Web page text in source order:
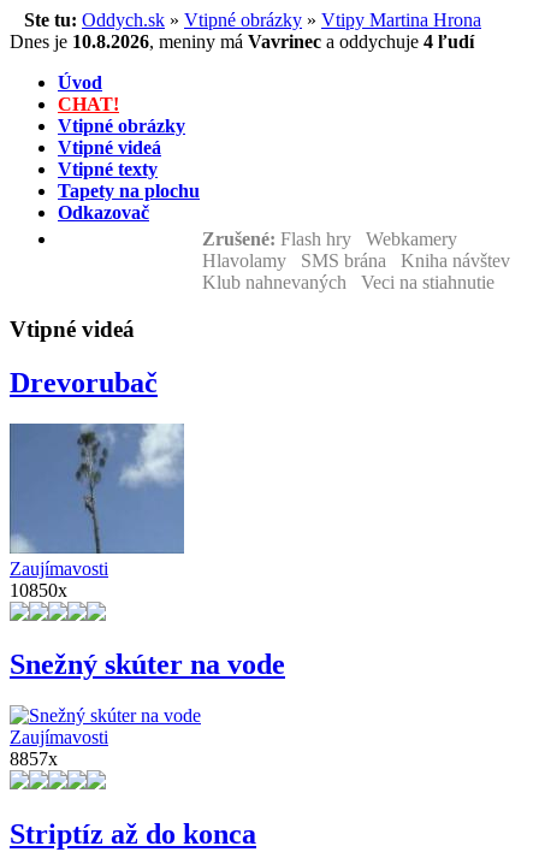
Ste tu: Oddych.sk » Vtipné obrázky » Vtipy Martina Hrona
Dnes je 10.8.2026, meniny má Vavrinec a oddychuje 4 ľudí
Úvod
CHAT!
Vtipné obrázky
Vtipné videá
Vtipné texty
Tapety na plochu
Odkazovač
Zrušené: Flash hry Webkamery
Hlavolamy SMS brána Kniha návštev
Klub nahnevaných Veci na stiahnutie
Vtipné videá
Drevorubač
Zaujímavosti
10850x
Snežný skúter na vode
Zaujímavosti
8857x
Striptíz až do konca